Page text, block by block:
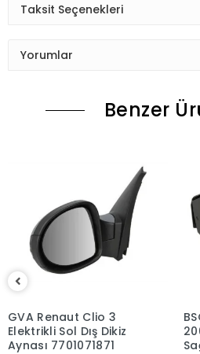
Taksit Seçenekleri
Yorumlar
Benzer
GVA Renaut Clio 3
Elektrikli Sol Dış Dikiz
Aynası 7701071871